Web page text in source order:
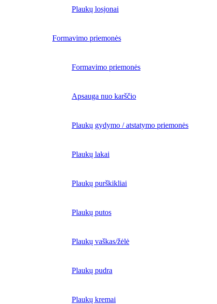
Plaukų losjonai
Formavimo priemonės
Formavimo priemonės
Apsauga nuo karščio
Plaukų gydymo / atstatymo priemonės
Plaukų lakai
Plaukų purškikliai
Plaukų putos
Plaukų vaškas/žėlė
Plaukų pudra
Plaukų kremai